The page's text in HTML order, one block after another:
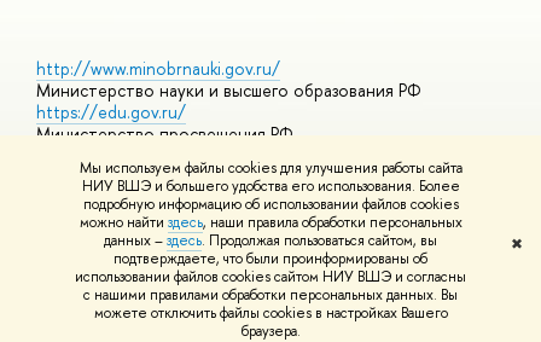
Мы используем файлы cookies для улучшения работы сайта
НИУ ВШЭ и большего удобства его использования. Более
подробную информацию об использовании файлов cookies
можно найти здесь, наши правила обработки персональных
данных –здесь. Продолжая пользоваться сайтом, вы
подтверждаете, что были проинформированы об
использовании файлов cookies сайтом НИУ ВШЭ и согласны
с нашими правилами обработки персональных данных. Вы
можете отключить файлы cookies в настройках Вашего
браузера.
✖
http://www.minobrnauki.gov.ru/
Министерство науки и высшего образования РФ
https://edu.gov.ru/
Министерство просвещения РФ
https://elearning.hse.ru/mooc
Массовые открытые онлайн-курсы
© НИУ ВШЭ 1993–2026 Адреса и контактыУсловия
использования материалов Политика конфиденциальности
Шрифты HSE Sans и HSE Slab разработаны вШколе дизайна НИУ